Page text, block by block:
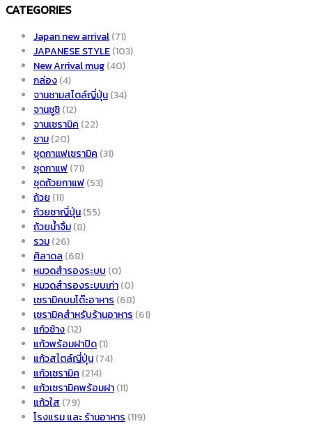
CATEGORIES
Japan new arrival(71)
JAPANESE STYLE(103)
New Arrival mug(40)
กล่อง(4)
จานชามสไตล์ญี่ปุ่น(34)
จานซูชิ(12)
จานเซรามิค(22)
ชาม(20)
ชุดกาเเฟเซรามิค(31)
ชุดกาแฟ(71)
ชุดถ้วยกาแฟ(53)
ถ้วย(11)
ถ้วยชาญี่ปุ่น(55)
ถ้วยน้ำจิ้ม(8)
รวม(26)
ศิลาดล(68)
หมวดสำรองระบบ(0)
หมวดสำรองระบบเก่า(0)
เซรามิคบนโต๊ะอาหาร(68)
เซรามิคสำหรับร้านอาหาร(61)
แก้วช้าง(12)
แก้วพร้อมฝาปิด(1)
แก้วสไตล์ญี่ปุ่น(74)
แก้วเซรามิค(214)
แก้วเซรามิคพร้อมฝา(11)
แก้วใส(79)
โรงแรม และ ร้านอาหาร(119)